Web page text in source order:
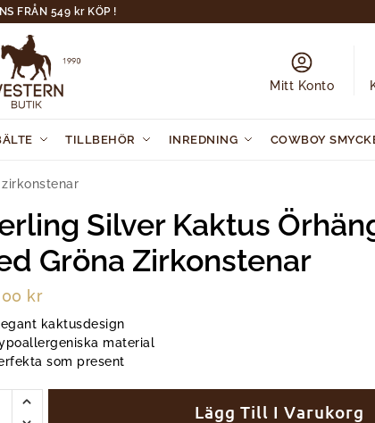
FRÅN 549 kr KÖP !
Mitt Konto
TILLBEHÖR INREDNING COWBOY
Silver Kaktus
Gröna Zirkonstenar
kr
kaktusdesign
material
som present
Lägg Till I Varukorg